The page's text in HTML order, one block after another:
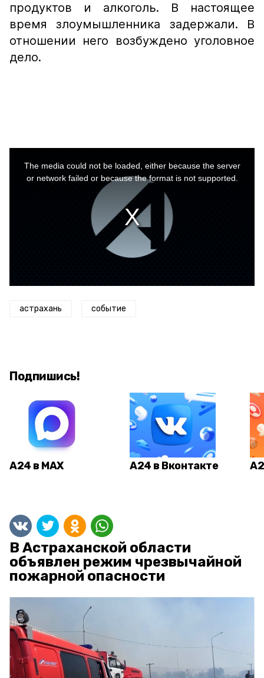
продуктов и алкоголь. В настоящее
время злоумышленника задержали. В
отношении него возбуждено уголовное
дело.
The media could not be loaded, either because the server
or network failed or because the format is not supported.
астрахань событие
Подпишись!
А24 в MAX А24 в Вконтакте
В Астраханской области
объявлен режим чрезвычайной
пожарной опасности